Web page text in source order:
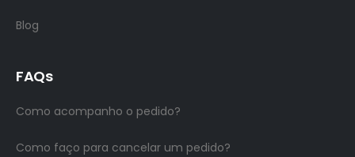
Blog
FAQs
Como acompanho o pedido?
Como faço para cancelar um pedido?